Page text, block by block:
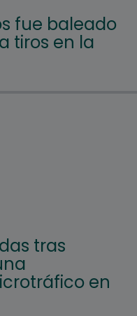
fue baleado
tiros en la
tras
en